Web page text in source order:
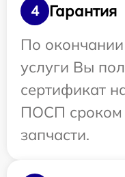
4
Гарантия
По
услуги Вы
сертификат
ПОСП сроком
запчасти.